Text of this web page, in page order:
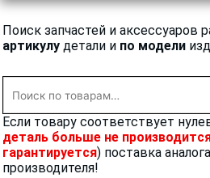
Поиск запчастей и аксессуаров
артикулу детали и по модели
Если товару соответствует
деталь больше не
гарантируется) поставка
производителя!